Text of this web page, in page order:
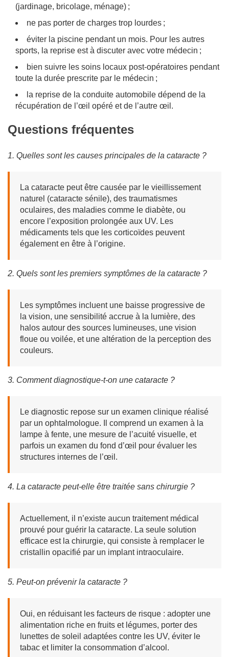
(jardinage, bricolage, ménage) ;
ne pas porter de charges trop lourdes ;
éviter la piscine pendant un mois. Pour les autres
sports, la reprise est à discuter avec votre médecin ;
bien suivre les soins locaux post-opératoires pendant
toute la durée prescrite par le médecin ;
la reprise de la conduite automobile dépend de la
récupération de l’œil opéré et de l’autre œil.
Questions fréquentes
1. Quelles sont les causes principales de la cataracte ?
La cataracte peut être causée par le vieillissement
naturel (cataracte sénile), des traumatismes
oculaires, des maladies comme le diabète, ou
encore l’exposition prolongée aux UV. Les
médicaments tels que les corticoïdes peuvent
également en être à l’origine.
2. Quels sont les premiers symptômes de la cataracte ?
Les symptômes incluent une baisse progressive de
la vision, une sensibilité accrue à la lumière, des
halos autour des sources lumineuses, une vision
floue ou voilée, et une altération de la perception des
couleurs.
3. Comment diagnostique-t-on une cataracte ?
Le diagnostic repose sur un examen clinique réalisé
par un ophtalmologue. Il comprend un examen à la
lampe à fente, une mesure de l’acuité visuelle, et
parfois un examen du fond d’œil pour évaluer les
structures internes de l’œil.
4. La cataracte peut-elle être traitée sans chirurgie ?
Actuellement, il n’existe aucun traitement médical
prouvé pour guérir la cataracte. La seule solution
efficace est la chirurgie, qui consiste à remplacer le
cristallin opacifié par un implant intraoculaire.
5. Peut-on prévenir la cataracte ?
Oui, en réduisant les facteurs de risque : adopter une
alimentation riche en fruits et légumes, porter des
lunettes de soleil adaptées contre les UV, éviter le
tabac et limiter la consommation d’alcool.